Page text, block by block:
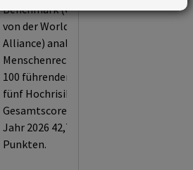
Benchmark (CHRB, herausgegeben
von der World Benchmarking
Alliance) analysiert die
Menschenrechtsstandards von rund
100 führenden Unternehmen aus
fünf Hochrisiko-Sektoren. Der
Gesamtscore von Nokia betrug im
Jahr 2026 42,7 von möglichen 100
Punkten.